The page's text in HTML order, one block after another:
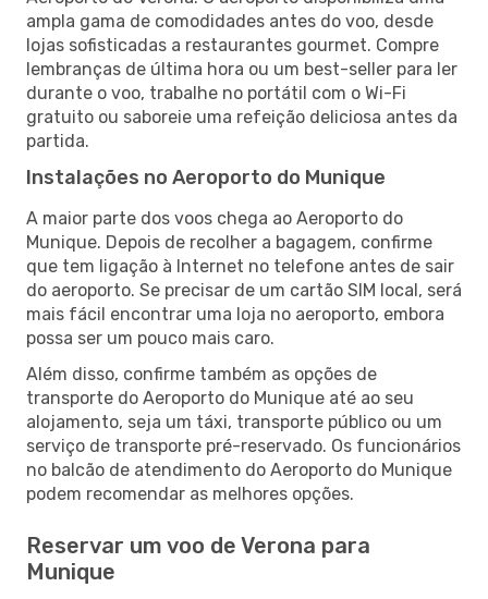
ampla gama de comodidades antes do voo, desde
lojas sofisticadas a restaurantes gourmet. Compre
lembranças de última hora ou um best-seller para ler
durante o voo, trabalhe no portátil com o Wi-Fi
gratuito ou saboreie uma refeição deliciosa antes da
partida.
Instalações no Aeroporto do Munique
A maior parte dos voos chega ao Aeroporto do
Munique. Depois de recolher a bagagem, confirme
que tem ligação à Internet no telefone antes de sair
do aeroporto. Se precisar de um cartão SIM local, será
mais fácil encontrar uma loja no aeroporto, embora
possa ser um pouco mais caro.
Além disso, confirme também as opções de
transporte do Aeroporto do Munique até ao seu
alojamento, seja um táxi, transporte público ou um
serviço de transporte pré-reservado. Os funcionários
no balcão de atendimento do Aeroporto do Munique
podem recomendar as melhores opções.
Reservar um voo de Verona para
Munique